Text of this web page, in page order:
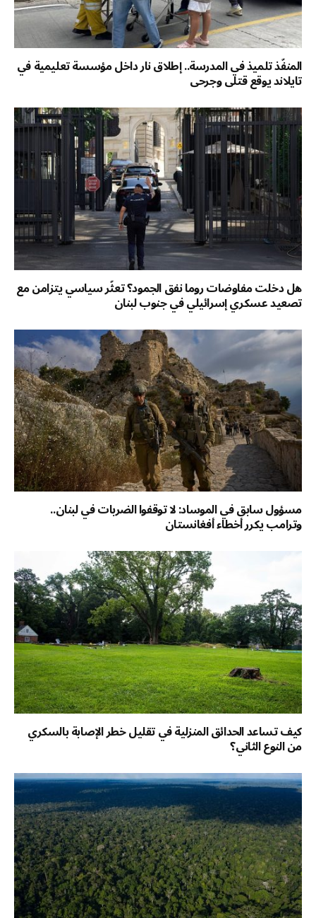
المنفّذ تلميذ في المدرسة.. إطلاق نار داخل مؤسسة تعليمية في
تايلاند يوقع قتلى وجرحى
هل دخلت مفاوضات روما نفق الجمود؟ تعثّر سياسي يتزامن مع
تصعيد عسكري إسرائيلي في جنوب لبنان
مسؤول سابق في الموساد: لا توقفوا الضربات في لبنان..
وترامب يكرر أخطاء أفغانستان
كيف تساعد الحدائق المنزلية في تقليل خطر الإصابة بالسكري
من النوع الثاني؟